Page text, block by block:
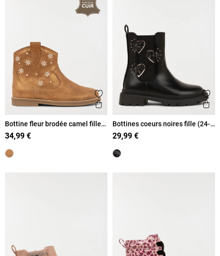
Ajouter aux favoris
Aperçu rapide
Bottine fleur brodée camel fille
(24-30)
34,99 €
Bottines coeurs noires fille (24-
30)
29,99 €